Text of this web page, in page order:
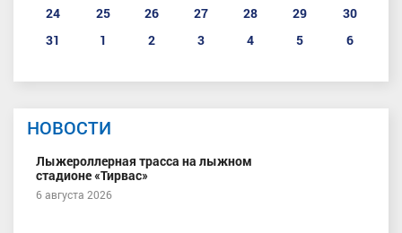
24
25 26 27 28 29
30
31
1 2 3 4 5 6
НОВОСТИ
Лыжероллерная трасса на лыжном
стадионе «Тирвас»
6 августа 2026